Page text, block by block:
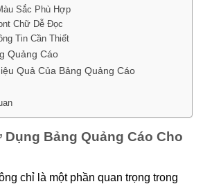
Sắc Phù Hợp
Chữ Dễ Đọc
Tin Cần Thiết
Quảng Cáo
Quả Của Bảng Quảng Cáo
Dụng Bảng Quảng Cáo Cho
chỉ là một phần quan trọng trong